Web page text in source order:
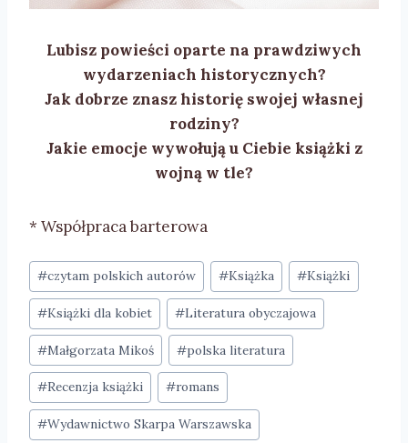
Lubisz powieści oparte na prawdziwych
wydarzeniach historycznych?
Jak dobrze znasz historię swojej własnej
rodziny?
Jakie emocje wywołują u Ciebie książki z
wojną w tle?
* Współpraca barterowa
Tagi
wpisu:
#czytam polskich autorów #Książka #Książki
#Książki dla kobiet #Literatura obyczajowa
#Małgorzata Mikoś #polska literatura
#Recenzja książki #romans
#Wydawnictwo Skarpa Warszawska